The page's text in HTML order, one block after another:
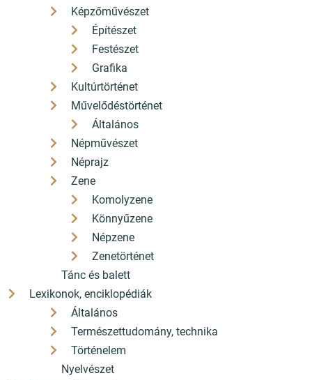
Képzőművészet
Építészet
Festészet
Grafika
Kultúrtörténet
Művelődéstörténet
Általános
Népművészet
Néprajz
Zene
Komolyzene
Könnyűzene
Népzene
Zenetörténet
Tánc és balett
Lexikonok, enciklopédiák
Általános
Természettudomány, technika
Történelem
Nyelvészet